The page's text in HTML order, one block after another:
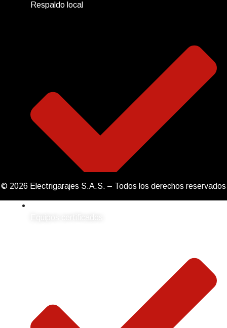
Respaldo local
© 2026 Electrigarajes S.A.S. – Todos los derechos reservados